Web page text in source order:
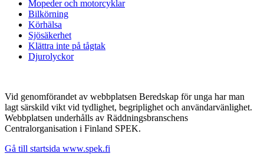
Mopeder och motorcyklar
Bilkörning
Körhälsa
Sjösäkerhet
Klättra inte på tågtak
Djurolyckor
Vid genomförandet av webbplatsen Beredskap för unga har man
lagt särskild vikt vid tydlighet, begriplighet och användarvänlighet.
Webbplatsen underhålls av Räddningsbranschens
Centralorganisation i Finland SPEK.
Gå till startsida www.spek.fi